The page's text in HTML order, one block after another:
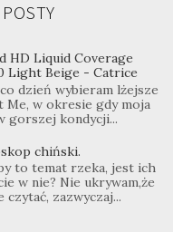
HD Liquid Coverage
Light Beige - Catrice
dzień wybieram lżejsze
Me, w okresie gdy moja
gorszej kondycji...
chiński.
to temat rzeka, jest ich
w nie? Nie ukrywam,że
czytać, zazwyczaj...